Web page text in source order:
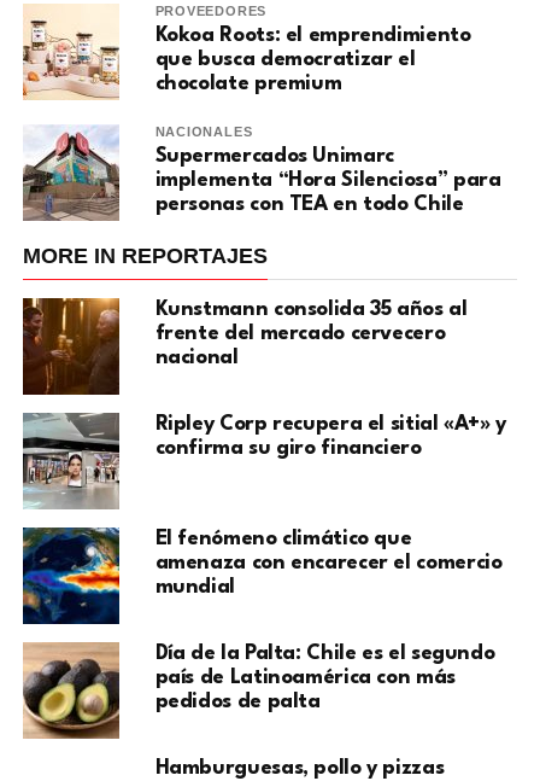
PROVEEDORES
Kokoa Roots: el emprendimiento
que busca democratizar el
chocolate premium
NACIONALES
Supermercados Unimarc
implementa “Hora Silenciosa” para
personas con TEA en todo Chile
MORE IN REPORTAJES
Kunstmann consolida 35 años al
frente del mercado cervecero
nacional
Ripley Corp recupera el sitial «A+» y
confirma su giro financiero
El fenómeno climático que
amenaza con encarecer el comercio
mundial
Día de la Palta: Chile es el segundo
país de Latinoamérica con más
pedidos de palta
Hamburguesas, pollo y pizzas